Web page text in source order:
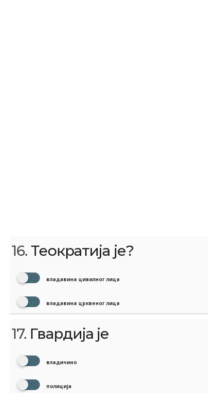
16. Теократија је?
владавина цивилног лица
владавина црквеног лица
17. Гвардија је
владичино
полиција